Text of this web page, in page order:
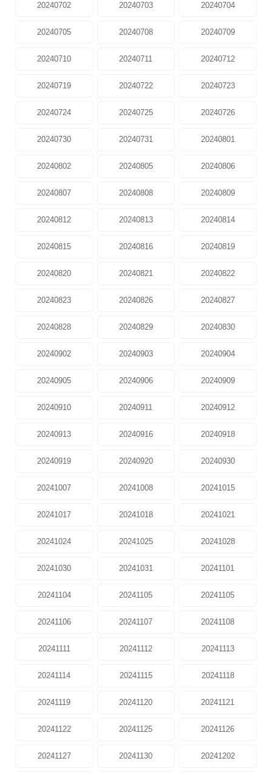
20240702 20240703 20240704
20240705 20240708 20240709
20240710 20240711 20240712
20240719 20240722 20240723
20240724 20240725 20240726
20240730 20240731 20240801
20240802 20240805 20240806
20240807 20240808 20240809
20240812 20240813 20240814
20240815 20240816 20240819
20240820 20240821 20240822
20240823 20240826 20240827
20240828 20240829 20240830
20240902 20240903 20240904
20240905 20240906 20240909
20240910 20240911 20240912
20240913 20240916 20240918
20240919 20240920 20240930
20241007 20241008 20241015
20241017 20241018 20241021
20241024 20241025 20241028
20241030 20241031 20241101
20241104 20241105 20241105
20241106 20241107 20241108
20241111 20241112 20241113
20241114 20241115 20241118
20241119 20241120 20241121
20241122 20241125 20241126
20241127 20241130 20241202